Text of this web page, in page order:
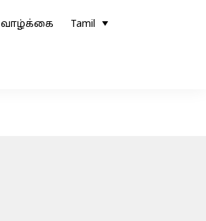
வாழ்க்கை Tamil